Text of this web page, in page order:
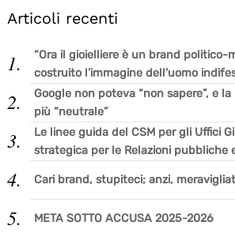
Articoli recenti
“Ora il gioielliere è un brand politico-
costruito l’immagine dell’uomo
Google non poteva “non sapere”, e
più “neutrale”
Le linee guida del CSM per gli Uffici
strategica per le Relazioni pubbliche
Cari brand, stupiteci; anzi,
META SOTTO ACCUSA 2025-2026